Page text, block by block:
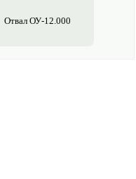
Отвал ОУ-12.000